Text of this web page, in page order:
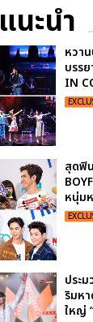
แนะนำ
หวา
บรร
IN
สุดฟิ
หนุ่ม
ประ
ริมห
ใหญ่